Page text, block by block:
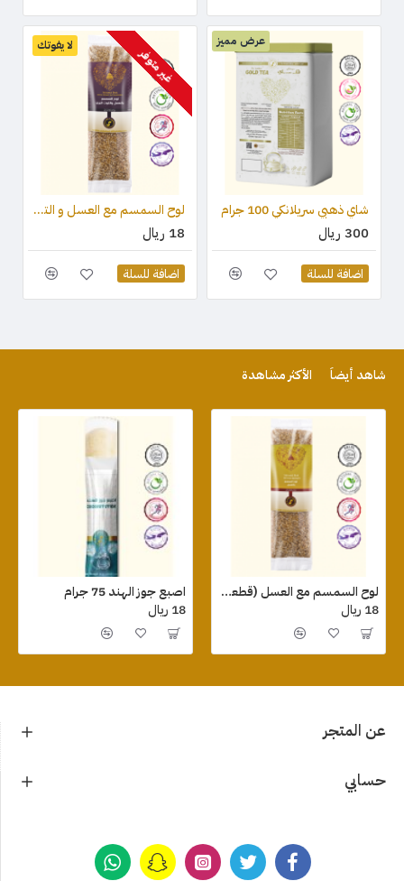
عرض مميز
شاي ذهبي سريلانكي 100 جرام
300 ريال
اضافة للسلة
لا يفوتك
غير متوفر
لوح السمسم مع العسل و التوت البري (قطعة واحدة) 75 جرام
18 ريال
اضافة للسلة
شاهد أيضاً الأكثر مشاهدة
لوح السمسم مع العسل (قطعة واحدة ) 75 جرام
18 ريال
اصبع جوز الهند 75 جرام
18 ريال
عن المتجر
حسابي